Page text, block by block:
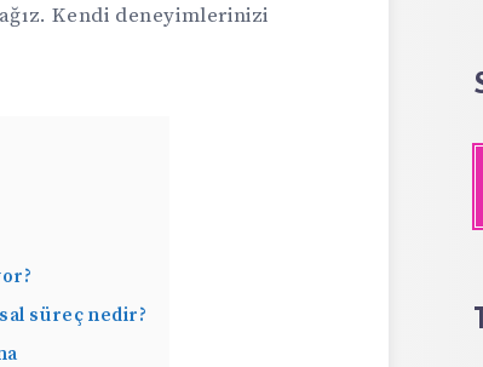
Kendi deneyimlerinizi
süreç nedir?